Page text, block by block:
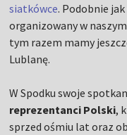
siatkówce. Podobnie
organizowany w
tym razem mamy
Lublanę.
W Spodku swoje
reprezentanci Polski,
sprzed ośmiu lat oraz